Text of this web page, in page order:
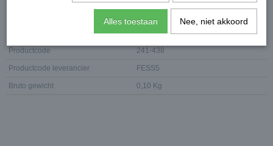
Productcode 241-438
Productcode leverancier FESS5
Bruto gewicht 0,10 Kg
Alles toestaan Nee, niet akkoord